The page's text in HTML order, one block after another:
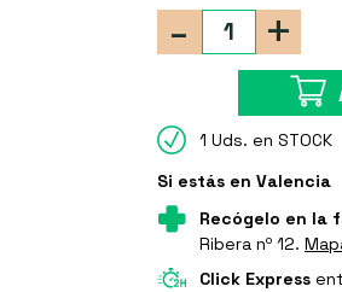
+
-
1 Uds. en STOCK
Si estás en Valencia
Recógelo en la
Ribera nº 12.
Click Express